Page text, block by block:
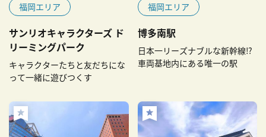
福岡エリア
サンリオキャラクターズ ド
リーミングパーク
キャラクターたちと友だちにな
って一緒に遊びつくす
福岡エリア
博多南駅
日本一リーズナブルな新幹線⁉
車両基地内にある唯一の駅